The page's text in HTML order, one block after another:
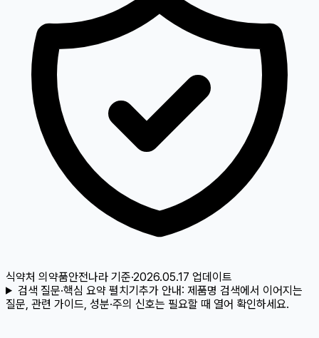
식약처 의약품안전나라 기준·2026.05.17 업데이트
검색 질문·핵심 요약 펼치기추가 안내: 제품명 검색에서 이어지는
질문, 관련 가이드, 성분·주의 신호는 필요할 때 열어 확인하세요.